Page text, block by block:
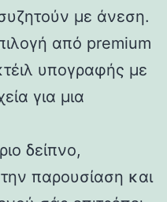
με άνεση.
από premium
υπογραφής με
για μια
δείπνο,
παρουσίαση και